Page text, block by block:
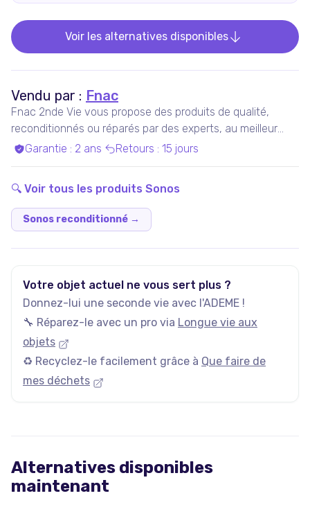
Voir les alternatives disponibles
Vendu par : Fnac
Fnac 2nde Vie vous propose des produits de qualité,
reconditionnés ou réparés par des experts, au meilleur
prix.Garantie : 2 ans Retours : 15 jours
🔍 Voir tous les produits Sonos
Sonos reconditionné →
Votre objet actuel ne vous sert plus ?
Donnez-lui une seconde vie avec l'ADEME !
🔧 Réparez-le avec un pro via Longue vie aux
objets
♻️ Recyclez-le facilement grâce à Que faire de
mes déchets
Alternatives disponibles
maintenant